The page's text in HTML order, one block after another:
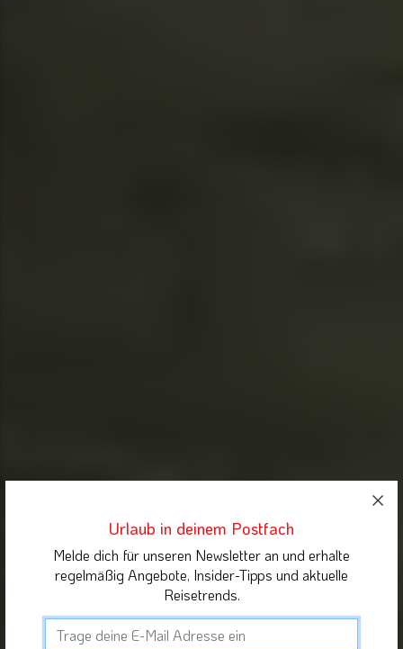
Urlaub in deinem Postfach
Melde dich für unseren Newsletter an und erhalte
regelmäßig Angebote, Insider-Tipps und aktuelle
Reisetrends.